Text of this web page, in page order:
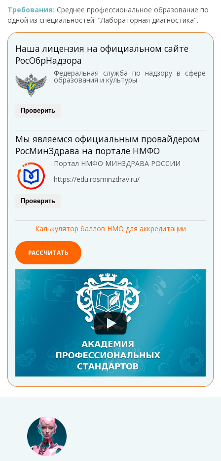
Требования: Среднее профессиональное образование по
одной из специальностей: "Лабораторная диагностика".
Наша лицензия на официальном сайте
РосОбрНадзора
Федеральная служба по надзору в сфере
образования и культуры
Проверить
Мы являемся официальным провайдером
РосМинЗдрава на портале НМФО
Портал НМФО МИНЗДРАВА РОССИИ
https://edu.rosminzdrav.ru/
Проверить
Калькулятор баллов НМО для аккредитации
РАССЧИТАТЬ